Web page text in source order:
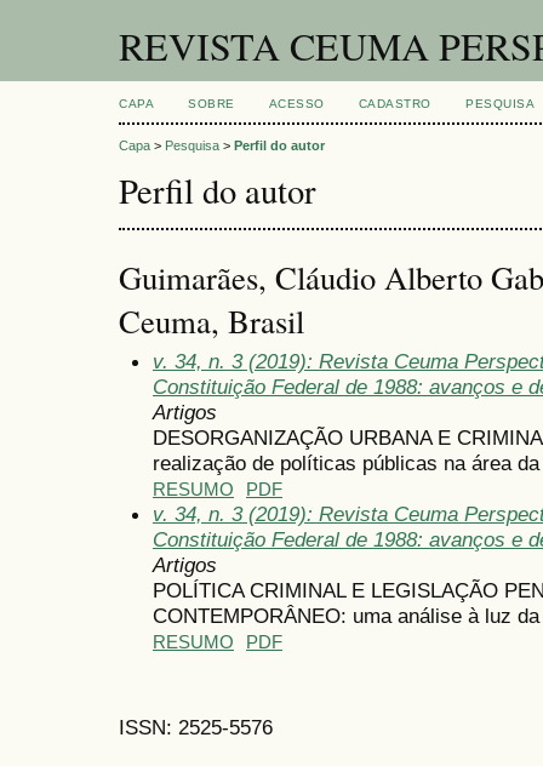
REVISTA CEUMA
CAPA SOBRE ACESSO CADASTRO PESQUISA
Capa > Pesquisa > Perfil do autor
Perfil do autor
Guimarães, Cláudio Alberto
Ceuma, Brasil
v. 34, n. 3 (2019): Revista Ceuma
Constituição Federal de 1988: avanços e
Artigos
DESORGANIZAÇÃO URBANA E
realização de políticas públicas na área
RESUMO PDF
v. 34, n. 3 (2019): Revista Ceuma
Constituição Federal de 1988: avanços e
Artigos
POLÍTICA CRIMINAL E LEGISLAÇÃO
CONTEMPORÂNEO: uma análise à luz
RESUMO PDF
ISSN: 2525-5576